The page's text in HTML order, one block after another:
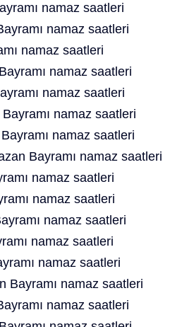
namaz saatleri
namaz saatleri
namaz saatleri
namaz saatleri
namaz saatleri
namaz saatleri
namaz saatleri
Bayramı namaz saatleri
namaz saatleri
namaz saatleri
namaz saatleri
namaz saatleri
namaz saatleri
Bayramı namaz saatleri
namaz saatleri